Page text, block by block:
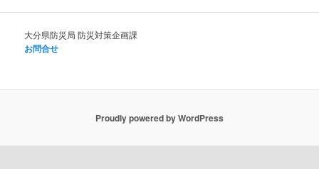
大分県防災局 防災対策企画課
お問合せ
Proudly powered by WordPress